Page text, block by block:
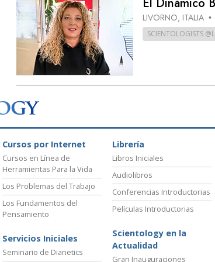
Amor y Odio: ¿Qué es Grandeza? El Dinámico
LIVORNO, ITALIA •
SCIENTOLOGISTS
Cursos por Internet
Cursos en Línea de
Herramientas Para la Vida
Los Problemas del Trabajo
Los Fundamentos del
Pensamiento
Servicios Iniciales
Seminario de Dianetics
Librería
Libros Iniciales
Audiolibros
Conferencias Introductorias
Películas Introductorias
Scientology en la
Actualidad
Gran Inauguraciones